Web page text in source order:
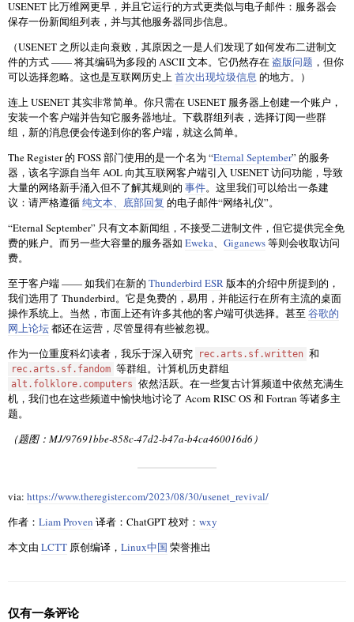
USENET 比万维网更早，并且它运行的方式更类似与电子邮件：服务器会
保存一份新闻组列表，并与其他服务器同步信息。
（USENET 之所以走向衰败，其原因之一是人们发现了如何发布二进制文
件的方式 —— 将其编码为多段的 ASCII 文本。它仍然存在盗版问题 ，但你
可以选择忽略。这也是互联网历史上首次出现垃圾信息 的地方。）
连上 USENET 其实非常简单。你只需在 USENET 服务器上创建一个账户，
安装一个客户端并告知它服务器地址。下载群组列表，选择订阅一些群
组，新的消息便会传递到你的客户端，就这么简单。
The Register 的 FOSS 部门使用的是一个名为 “Eternal September” 的服务
器，该名字源自当年 AOL 向其互联网客户端引入 USENET 访问功能，导致
大量的网络新手涌入但不了解其规则的 事件。这里我们可以给出一条建
议：请严格遵循纯文本、底部回复 的电子邮件“网络礼仪”。
“Eternal September” 只有文本新闻组，不接受二进制文件，但它提供完全免
费的账户。而另一些大容量的服务器如 Eweka、 Giganews等则会收取访问
费。
至于客户端 —— 如我们在新的 Thunderbird ESR 版本的介绍中所提到的，
我们选用了 Thunderbird。它是免费的，易用，并能运行在所有主流的桌面
操作系统上。当然，市面上还有许多其他的客户端可供选择。甚至 谷歌的
网上论坛都还在运营，尽管显得有些被忽视。
作为一位重度科幻读者，我乐于深入研究
rec.arts.sf.written 和
rec.arts.sf.fandom 等群组。计算机历史群组
alt.folklore.computers 依然活跃。在一些复古计算频道中依然充满生
机，我们也在这些频道中愉快地讨论了 Acorn RISC OS 和 Fortran 等诸多主
题。
（题图：MJ/97691bbe-858c-47d2-b47a-b4ca460016d6）
via: https://www.theregister.com/2023/08/30/usenet_revival/
作者： Liam Proven 译者：ChatGPT 校对： wxy
本文由 LCTT 原创编译， Linux中国 荣誉推出
仅有一条评论